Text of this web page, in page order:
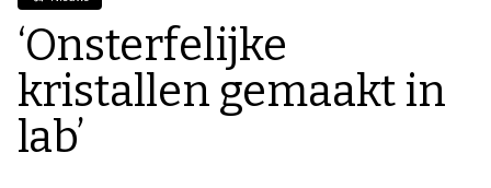
‘Onsterfelijke
kristallen gemaakt in
lab’